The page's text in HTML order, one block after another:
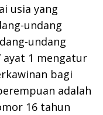
usia yang
undang
undang
ayat 1 mengatur
bagi
adalah
16 tahun